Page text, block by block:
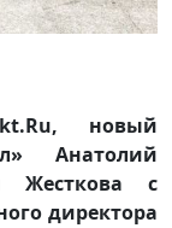
новый
Анатолий
Жесткова с
директора